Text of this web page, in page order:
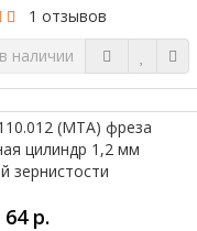
1 отзывов
наличии
64 р.